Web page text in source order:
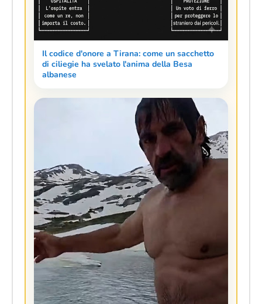
Il codice d'onore a Tirana: come un sacchetto
di ciliegie ha svelato l'anima della Besa
albanese